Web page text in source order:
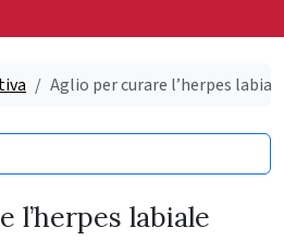
Aglio per curare l’herpes
l’herpes labiale